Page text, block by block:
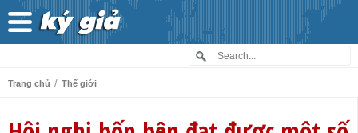
Trang chủ / Thế giới